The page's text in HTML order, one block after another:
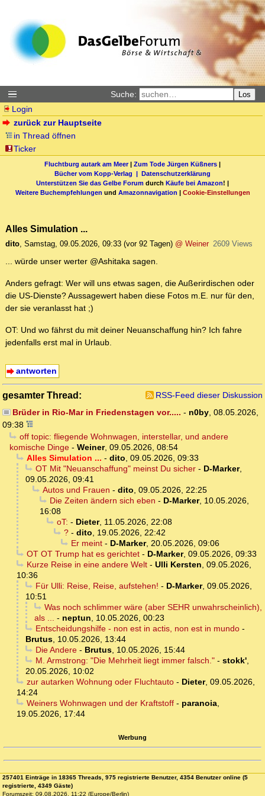
Suche: Los
Login
zurück zur Hauptseite
in Thread öffnen
Ticker
Fluchtburg autark am Meer| Zum Tode Jürgen Küßners |
Bücher vom Kopp-Verlag | Datenschutzerklärung
Unterstützen Sie das Gelbe Forum durch Käufe bei Amazon! |
Weitere Buchempfehlungen und Amazonnavigation | Cookie-Einstellungen
Alles Simulation ...
dito, Samstag, 09.05.2026, 09:33 (vor 92 Tagen) @ Weiner 2609 Views
... würde unser werter @Ashitaka sagen.
Anders gefragt: Wer will uns etwas sagen, die Außerirdischen oder
die US-Dienste? Aussagewert haben diese Fotos m.E. nur für den,
der sie veranlasst hat ;)
OT: Und wo fährst du mit deiner Neuanschaffung hin? Ich fahre
jedenfalls erst mal in Urlaub.
antworten
gesamter Thread:
RSS-Feed dieser Diskussion
Brüder in Rio-Mar in Friedenstagen vor..... - n0by, 08.05.2026,
09:38
off topic: fliegende Wohnwagen, interstellar, und andere
komische Dinge - Weiner, 09.05.2026, 08:54
Alles Simulation ... - dito, 09.05.2026, 09:33
OT Mit "Neuanschaffung" meinst Du sicher- D-Marker,
09.05.2026, 09:41
Autos und Frauen - dito, 09.05.2026, 22:25
Die Zeiten ändern sich eben - D-Marker, 10.05.2026,
16:08
oT: - Dieter, 11.05.2026, 22:08
?- dito, 19.05.2026, 22:42
Er meint- D-Marker, 20.05.2026, 09:06
OT OT Trump hat es gerichtet- D-Marker, 09.05.2026, 09:33
Kurze Reise in eine andere Welt- Ulli Kersten, 09.05.2026,
10:36
Für Ulli: Reise, Reise, aufstehen! - D-Marker, 09.05.2026,
10:51
Was noch schlimmer wäre (aber SEHR unwahrscheinlich),
als ... - neptun, 10.05.2026, 00:23
Entscheidungshilfe - non est in actis, non est in mundo-
Brutus, 10.05.2026, 13:44
Die Andere- Brutus, 10.05.2026, 15:44
M. Armstrong: "Die Mehrheit liegt immer falsch."- stokk',
20.05.2026, 10:02
zur autarken Wohnung oder Fluchtauto- Dieter, 09.05.2026,
14:24
Weiners Wohnwagen und der Kraftstoff- paranoia,
19.05.2026, 17:44
Werbung
257401 Einträge in 18365 Threads, 975 registrierte Benutzer, 4354 Benutzer online (5
registrierte, 4349 Gäste)
Forumszeit: 09.08.2026, 11:22 (Europe/Berlin)